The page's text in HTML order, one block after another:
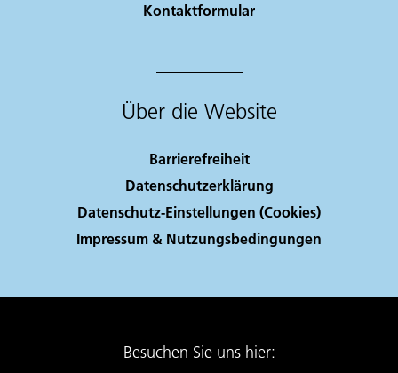
Kontaktformular
Über die Website
Barrierefreiheit
Datenschutzerklärung
Datenschutz-Einstellungen (Cookies)
Impressum & Nutzungsbedingungen
Besuchen Sie uns hier: